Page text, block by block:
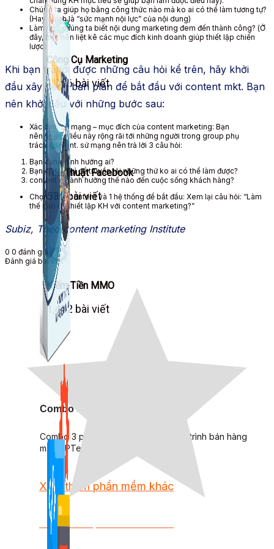
Công Cụ Marketing
1,066 bài viết
Thủ Thuật Facebook
536 bài viết
Kiếm Tiền MMO
1,422 bài viết
Combo Special
Combo 3 phần mềm tự chọn: chương trình bán hàng
mà ATPTeam triển khai.
Xem thêm phần mềm khác
Xem thêm phần mềm khác
Chúng ta giúp họ bằng công thức nào mà ko ai có thể làm tương tự?
(Hay chính là “sức mạnh nội lực” của nội dung)
Làm sao chúng ta biết nội dung marketing đem đến thành công? (Ở
đây, bạn nên liệt kê các mục đích kinh doanh giúpthiết lập chiến
lược)
Khi bạn trả lời được những câu hỏi kể trên, hãy khởi
đầu xây dựngbản plan để bắt đầu với content mkt. Bạn
nên khởi đầu với những bước sau:
Xác địnhsứ mạng – mục đích của content marketing: Bạn
nên shaređiều này rộng rãi tới những người trong group phụ
trách content. sứ mạng nên trả lời 3 câu hỏi:
Bạn đang định hướng ai?
Bạn sẽ làm gì để truyền tải những thứko ai có thể làm được?
content cóảnh hưởng thế nào đến cuộc sống khách hàng?
Chọn 1 loạicontentvà 1 hệ thống để bắt đầu: Xem lại câu hỏi: “Làm
thế nào đểthiết lập KH với content marketing?”
Subiz, Theocontent marketingInstitute
0 0 đánh giá
Đánh giá bài viết